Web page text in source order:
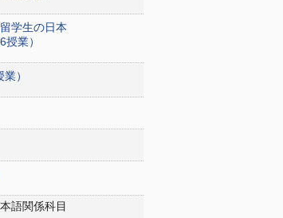
生の日本
業）
）
語関係科目